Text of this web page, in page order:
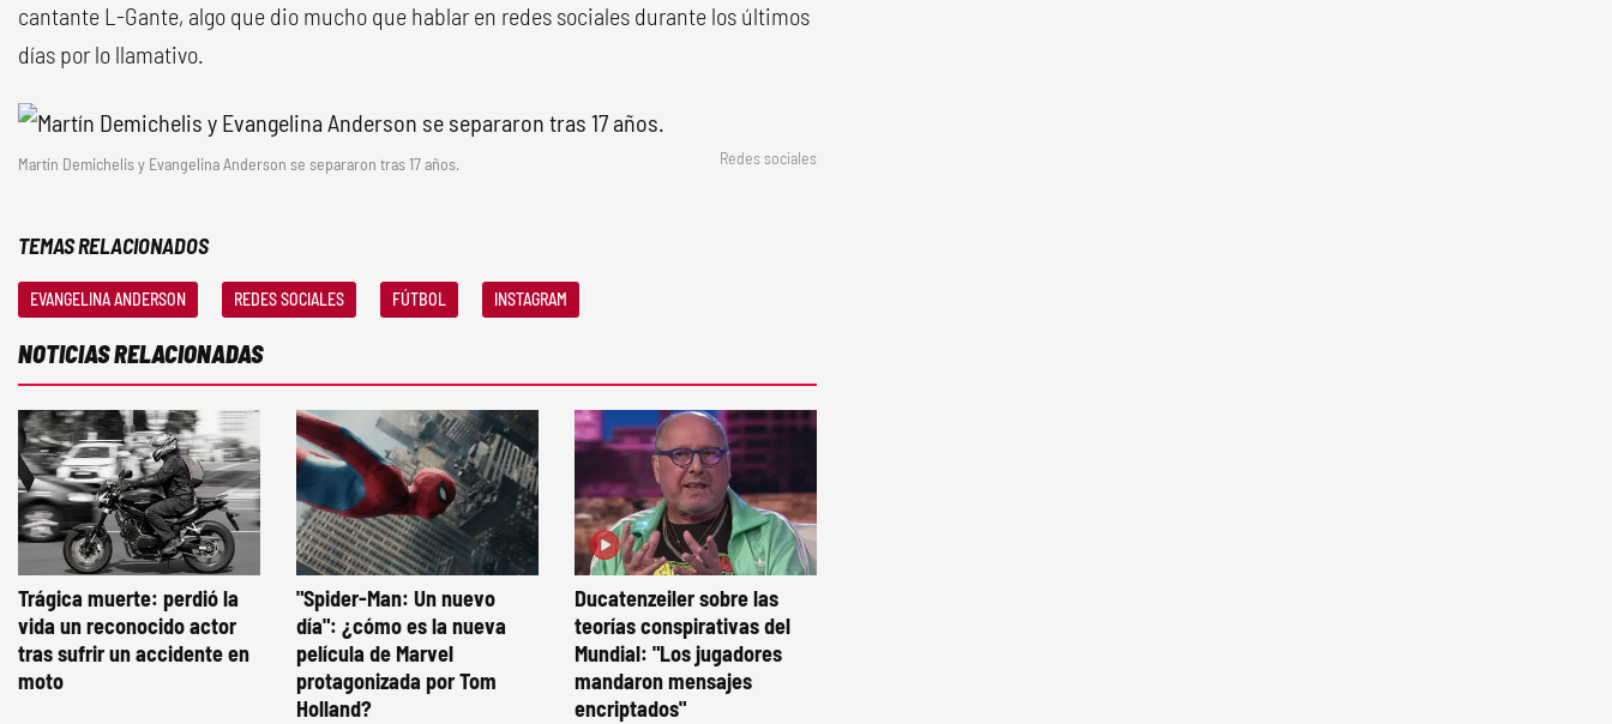
cantante L-Gante, algo que dio mucho que hablar en redes sociales durante los últimos
días por lo llamativo.
Martín Demichelis y Evangelina Anderson se separaron tras 17 años. Redes sociales
TEMAS RELACIONADOS
EVANGELINA ANDERSON REDES SOCIALES FÚTBOL INSTAGRAM
NOTICIAS RELACIONADAS
Trágica muerte: perdió la
vida un reconocido actor
tras sufrir un accidente en
moto
"Spider-Man: Un nuevo
día": ¿cómo es la nueva
película de Marvel
protagonizada por Tom
Holland?
Ducatenzeiler sobre las
teorías conspirativas del
Mundial: "Los jugadores
mandaron mensajes
encriptados"